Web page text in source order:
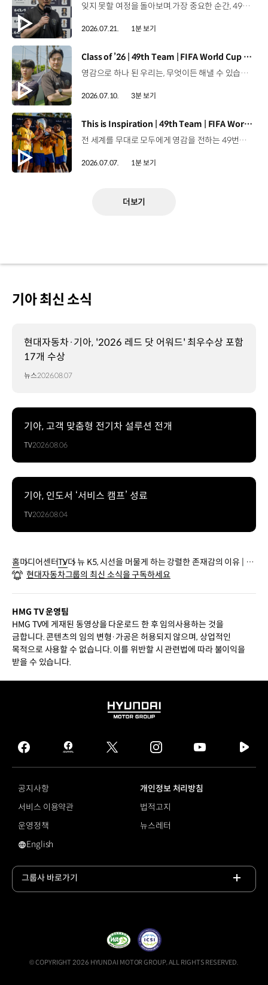
잊지 못할 여정을 돌아보며.가장 중요한 순간, 49번째 팀이 공을 건네며 완벽하게 임무를 해낸 그 순간을 함께 돌아봅니다. 자세히 보기 ▶ #Kia #InspirationConnectsUsAll #49thTeam #OMBC #FIFAWorldCup2026 유튜브 쇼츠 보기 >
2026.07.21. 1분 보기
[동영상]
Class of ’26 | 49th Team | FIFA World Cup 2026™
영감으로 하나 된 우리는, 무엇이든 해낼 수 있습니다.세계 곳곳에서 모인 2026년의 주인공들이 FIFA 월드컵™ 오피셜 매치볼 캐리어로 꿈의 무대에 섰습니다. 자세히 보기 ▶ #Kia #InspirationConnectsUsAll #49thTeam #OMBC #FIFAWorldCup2026 유튜브 쇼츠 보기 >
2026.07.10. 3분 보기
[동영상]
This is Inspiration | 49th Team | FIFA World Cup 2026™
전 세계를 무대로 모두에게 영감을 전하는 49번째 팀.FIFA 월드컵 2026™을 향한 여정 속, 이제 사람들의 시선은 이 어린 스타들에게 향합니다. 자세히 보기 ▶ #Kia #InspirationConnectsUsAll #49thTeam #OMBC #FIFAWorldCup2026 유튜브 쇼츠 보기 >
2026.07.07. 1분 보기
더보기
기아 최신 소식
현대자동차·기아, '2026 레드 닷 어워드' 최우수상 포함
17개 수상
뉴스2026.08.07
기아, 고객 맞춤형 전기차 설루션 전개
TV2026.08.06
기아, 인도서 ‘서비스 캠프’ 성료
TV2026.08.04
홈미디어센터TV더 뉴 K5, 시선을 머물게 하는 강렬한 존재감의 이유 | 기
아
현대자동차그룹의 최신 소식을 구독하세요
HMG TV 운영팀
HMG TV에 게재된 동영상을 다운로드 한 후 임의사용하는 것을
금합니다. 콘텐츠의 임의 변형·가공은 허용되지 않으며, 상업적인
목적으로 사용할 수 없습니다. 이를 위반할 시 관련법에 따라 불이익을
받을 수 있습니다.
HYUNDAI
GROUP
facebook
hmg
journal
twitter instagram
tv
공지사항
개인정보 처리방침
서비스 이용약관
법적고지
운영정책
뉴스레터
영문 사이트로 이동
English
그룹사 바로가기
© COPYRIGHT 2026 HYUNDAI MOTOR GROUP, ALL RIGHTS RESERVED.